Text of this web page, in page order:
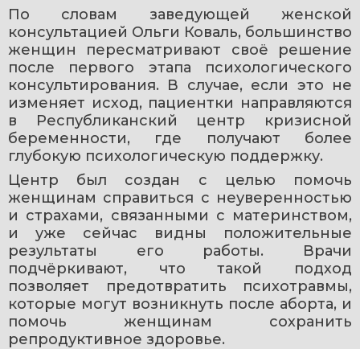
По словам заведующей женской
консультацией Ольги Коваль, большинство
женщин пересматривают своё решение
после первого этапа психологического
консультирования. В случае, если это не
изменяет исход, пациентки направляются
в Республиканский центр кризисной
беременности, где получают более
глубокую психологическую поддержку.
Центр был создан с целью помочь
женщинам справиться с неуверенностью
и страхами, связанными с материнством,
и уже сейчас видны положительные
результаты его работы. Врачи
подчёркивают, что такой подход
позволяет предотвратить психотравмы,
которые могут возникнуть после аборта, и
помочь женщинам сохранить
репродуктивное здоровье.